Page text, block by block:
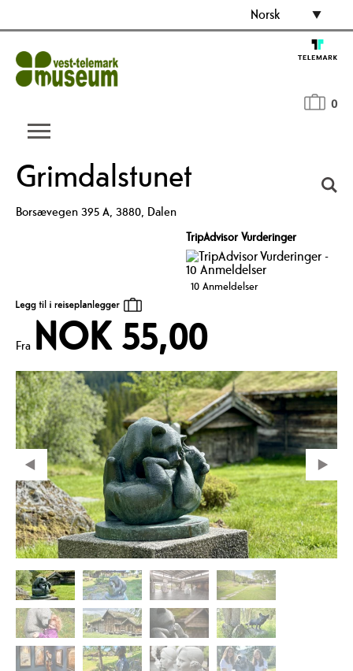
Norsk
0
Grimdalstunet
Borsævegen 395 A, 3880, Dalen
TripAdvisor Vurderinger
10 Anmeldelser
Fra NOK 55,00